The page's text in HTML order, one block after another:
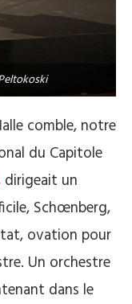
comble, notre
du Capitole
dirigeait un
Schœnberg,
ovation pour
Un orchestre
dans le